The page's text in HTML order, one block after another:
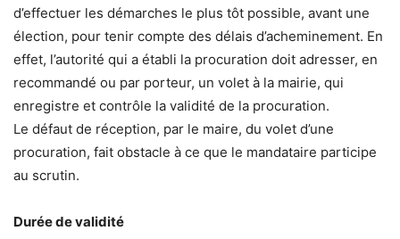
d’effectuer les démarches le plus tôt possible, avant une
élection, pour tenir compte des délais d’acheminement. En
effet, l’autorité qui a établi la procuration doit adresser, en
recommandé ou par porteur, un volet à la mairie, qui
enregistre et contrôle la validité de la procuration.
Le défaut de réception, par le maire, du volet d’une
procuration, fait obstacle à ce que le mandataire participe
au scrutin.
Durée de validité